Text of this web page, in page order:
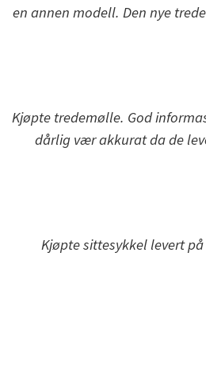
en annen modell. Den nye
Kjøpte tredemølle. God
dårlig vær akkurat da de
Kjøpte sittesykkel levert